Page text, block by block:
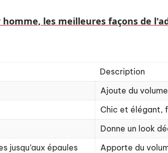
homme, les meilleures façons de
Description
Ajoute du
Chic et élégant,
Donne un look
jusqu’aux épaules
Apporte du